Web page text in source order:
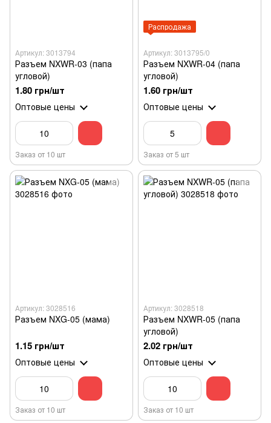
Артикул: 3013794
Разъем NXWR-03 (папа
угловой)
1.80 грн/шт
Оптовые цены
Заказ от 10 шт
Распродажа
Артикул: 3013795/0
Разъем NXWR-04 (папа
угловой)
1.60 грн/шт
Оптовые цены
Заказ от 5 шт
Артикул: 3028516
Разъем NXG-05 (мама)
1.15 грн/шт
Оптовые цены
Заказ от 10 шт
Артикул: 3028518
Разъем NXWR-05 (папа
угловой)
2.02 грн/шт
Оптовые цены
Заказ от 10 шт